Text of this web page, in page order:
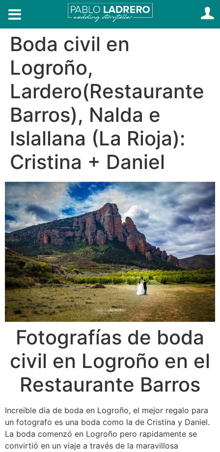
Boda civil en
Logroño,
Lardero(Restaurante
Barros), Nalda e
Islallana (La Rioja):
Cristina + Daniel
Fotografías de boda
civil en Logroño en el
Restaurante Barros
Increible dia de boda en Logroño, el mejor regalo para
un fotografo es una boda como la de Cristina y Daniel.
La boda comenzó en Logroño pero rapidamente se
convirtió en un viaje a través de la maravillosa